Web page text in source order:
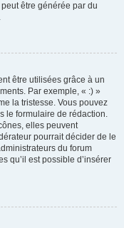
être générée par du
être utilisées grâce à un
Par exemple, « :) »
la tristesse. Vous pouvez
le formulaire de rédaction.
elles peuvent
pourrait décider de le
du forum
qu’il est possible d’insérer